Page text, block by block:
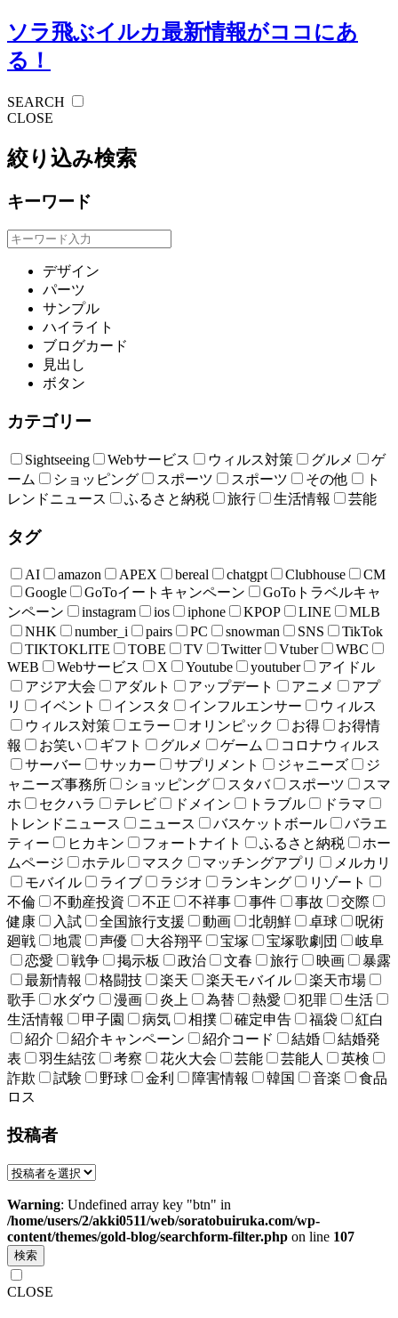
ソラ飛ぶイルカ最新情報がココにあ
る！
SEARCH
CLOSE
絞り込み検索
キーワード
デザイン
パーツ
サンプル
ハイライト
ブログカード
見出し
ボタン
カテゴリー
Sightseeing Webサービス ウィルス対策 グルメ
ゲ
ーム
ショッピング スポーツ スポーツ その他
ト
レンドニュース
ふるさと納税 旅行 生活情報 芸能
タグ
AI amazon APEX bereal chatgpt Clubhouse
CM
Google
GoToイートキャンペーン
GoToトラベルキャ
ンペーン
instagram ios iphone KPOP LINE
MLB
NHK
number_i pairs PC snowman SNS
TikTok
TIKTOKLITE
TOBE TV Twitter Vtuber
WBC
WEB
Webサービス X Youtube youtuber
アイドル
アジア大会
アダルト アップデート アニメ
アプ
リ
イベント インスタ インフルエンサー
ウィルス
ウィルス対策
エラー オリンピック お得
お得情
報
お笑い ギフト グルメ ゲーム
コロナウィルス
サーバー
サッカー サプリメント ジャニーズ
ジ
ャニーズ事務所
ショッピング スタバ スポーツ
スマ
ホ
セクハラ テレビ ドメイン トラブル
ドラマ
トレンドニュース
ニュース バスケットボール
バラエ
ティー
ヒカキン フォートナイト ふるさと納税
ホー
ムページ
ホテル マスク マッチングアプリ
メルカリ
モバイル
ライブ ラジオ ランキング
リゾート
不倫
不動産投資 不正 不祥事 事件 事故
交際
健康
入試 全国旅行支援 動画 北朝鮮 卓球
呪術
廻戦
地震 声優 大谷翔平 宝塚 宝塚歌劇団
岐阜
恋愛
戦争 掲示板 政治 文春 旅行 映画
暴露
最新情報
格闘技 楽天 楽天モバイル
楽天市場
歌手
水ダウ 漫画 炎上 為替 熱愛 犯罪
生活
生活情報
甲子園 病気 相撲 確定申告 福袋
紅白
紹介
紹介キャンペーン 紹介コード 結婚
結婚発
表
羽生結弦 考察 花火大会 芸能 芸能人
英検
詐欺
試験 野球 金利 障害情報 韓国 音楽
食品
ロス
投稿者
Warning: Undefined array key "btn" in
/home/users/2/akki0511/web/soratobuiruka.com/wp-
content/themes/gold-blog/searchform-filter.php on line 107
検索
CLOSE